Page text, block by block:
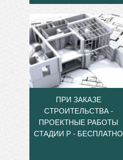
ПРИ ЗАКАЗЕ
СТРОИТЕЛЬСТВА -
ПРОЕКТНЫЕ РАБОТЫ
СТАДИИ Р - БЕСПЛАТНО